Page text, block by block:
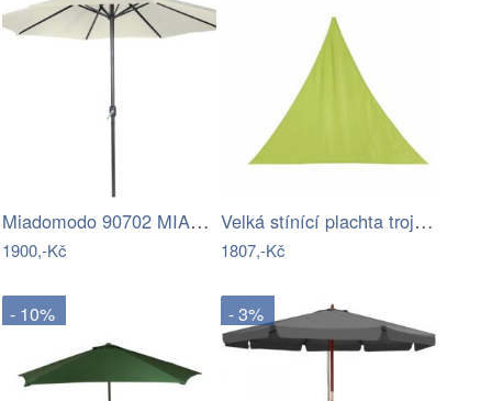
Miadomodo 90702 MIADOMODO Slunečník s…
1900,-Kč
Velká stínící plachta trojcípá 4m
1807,-Kč
- 10% - 3%